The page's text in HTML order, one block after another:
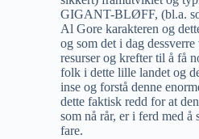
GIGANT-BLØFF, (bl.a.
Al Gore karakteren og
og som det i dag
resurser og krefter til å få
folk i dette lille landet og
inse og forstå denne
dette faktisk redd for at
som nå rår, er i ferd med å
fare.